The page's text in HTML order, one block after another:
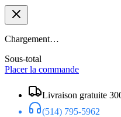
Chargement…
Sous-total
Placer la commande
Livraison gratuite
(514) 795-5962